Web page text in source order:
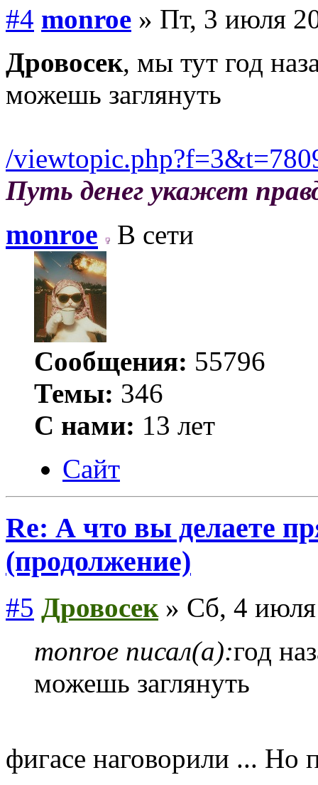
#4 monroe » Пт, 3 июля
Дровосек, мы тут год
можешь заглянуть
/
Путь денег укажет
monroe В сети
Сообщения: 55796
Темы: 346
С нами: 13 лет
Сайт
Re: А что вы делаете
(продолжение)
#5 Дровосек» Сб, 4 июля
monroe писал(а):год
можешь заглянуть
фигасе наговорили ... Но